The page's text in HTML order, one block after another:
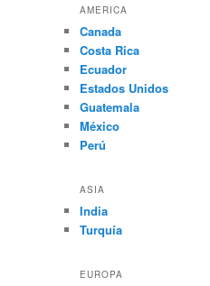
AMERICA
Canada
Costa Rica
Ecuador
Estados Unidos
Guatemala
México
Perú
ASIA
India
Turquía
EUROPA